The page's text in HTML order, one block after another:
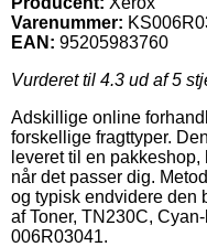
Varenummer:
EAN: 95205983760
Vurderet til 4.3 ud af 5
Adskillige online
forskellige fragttyper.
leveret til en
når det passer dig.
og typisk endvidere den
af Toner, TN230C,
006R03041.